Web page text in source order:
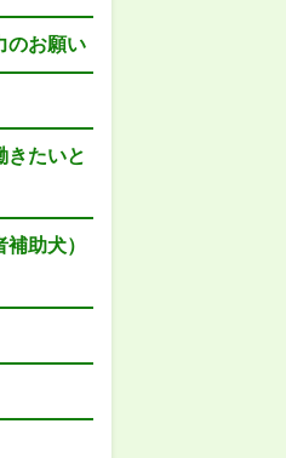
のお願い
きたいと
助犬）